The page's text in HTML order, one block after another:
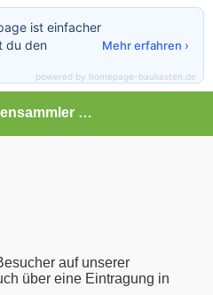
Briefmarkensammler Bad Segeberg und Umgebung
auf unserer
über eine Eintragung in
ist einfacher
du den
Mehr erfahren ›
powered by homepage-baukasten.de